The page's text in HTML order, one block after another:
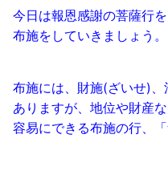
今日は報恩感謝の菩薩行を
布施をしていきましょう。
布施には、財施(ざいせ)
ありますが、地位や財産
容易にできる布施の行、